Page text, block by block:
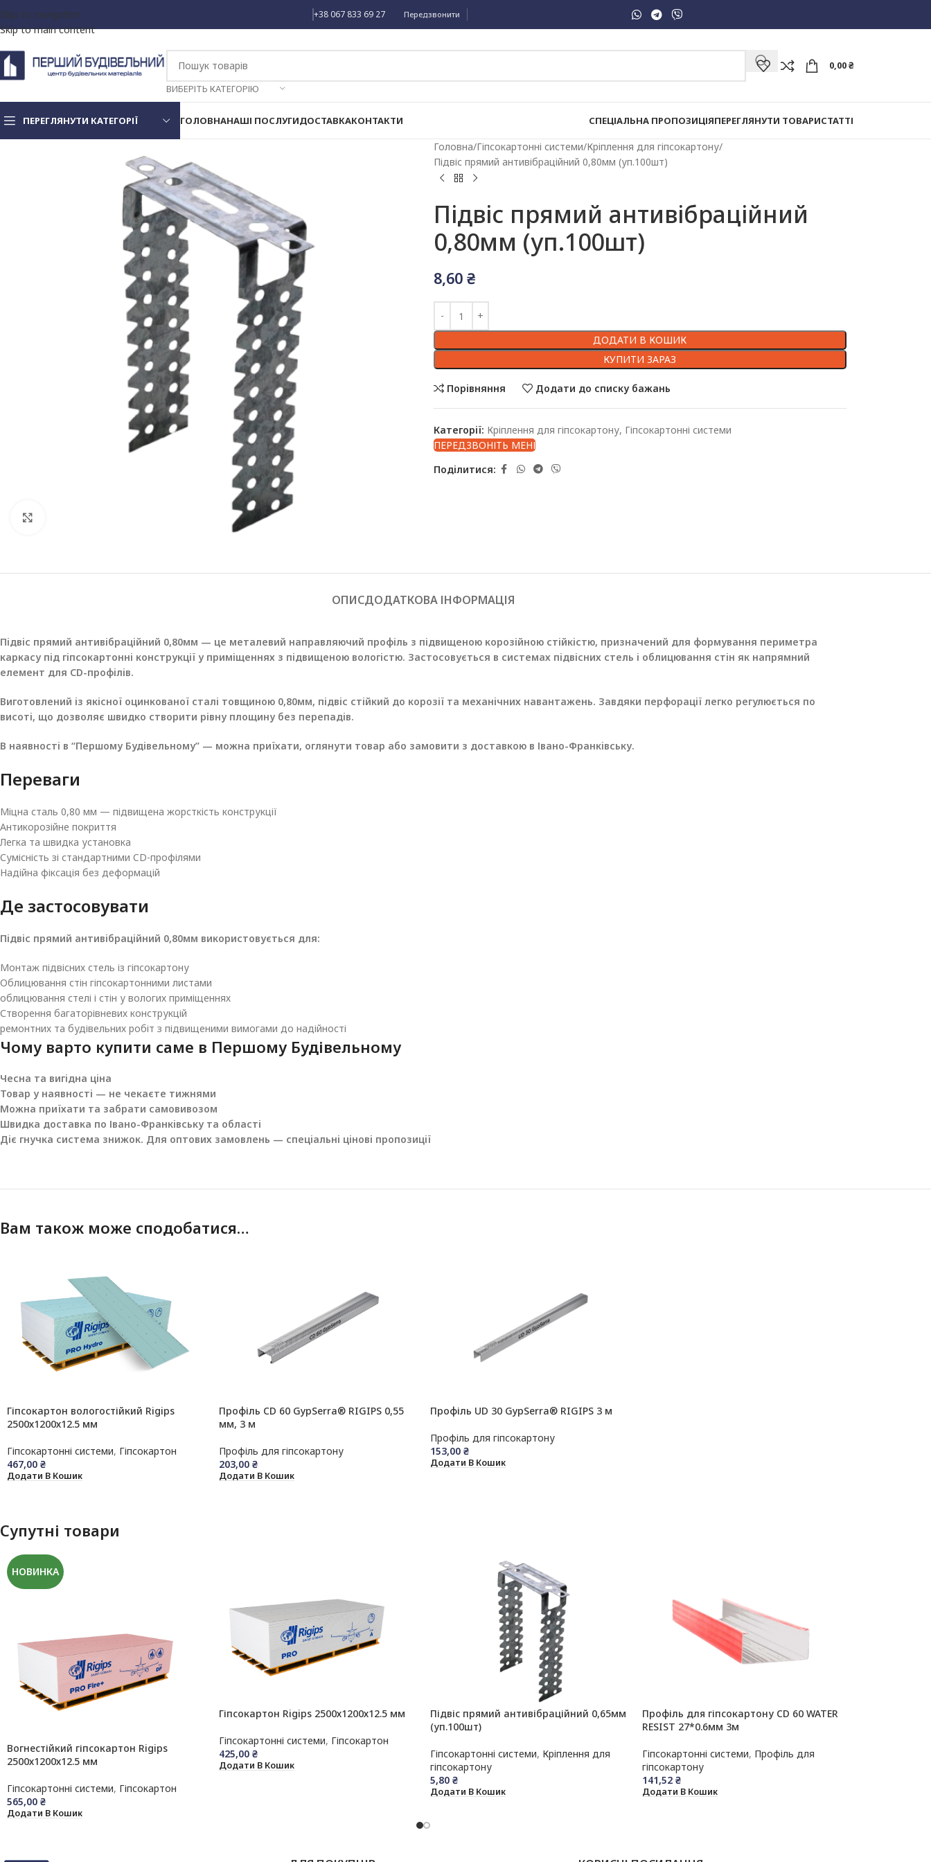
Skip to navigation
Skip to main content
+38 067 833 69 27 Передзвонити
ВИБЕРІТЬ КАТЕГОРІЮ
0,00₴
ПЕРЕГЛЯНУТИ КАТЕГОРІЇ
Декоративна штукатурка
З металевим стержнем
З пластиковим стержнем
Екструдований пінопласт
ГОЛОВНАНАШІ ПОСЛУГИДОСТАВКАКОНТАКТИ СПЕЦІАЛЬНА ПРОПОЗИЦІЯПЕРЕГЛЯНУТИ ТОВАРИСТАТТІ
Головна Гіпсокартонні системи Кріплення для гіпсокартону
Підвіс прямий антивібраційний 0,80мм (уп.100шт)
Підвіс прямий антивібраційний
0,80мм (уп.100шт)
8,60 ₴
ДОДАТИ В КОШИК
КУПИТИ ЗАРАЗ
Порівняння Додати до списку бажань
Категорії: Кріплення для гіпсокартону, Гіпсокартонні системи
ПЕРЕДЗВОНІТЬ МЕНІ
Поділитися:
ОПИСДОДАТКОВА ІНФОРМАЦІЯ
Підвіс прямий антивібраційний 0,80мм — це металевий направляючий профіль з підвищеною корозійною стійкістю, призначений для формування периметра
каркасу під гіпсокартонні конструкції у приміщеннях з підвищеною вологістю. Застосовується в системах підвісних стель і облицювання стін як напрямний
елемент для CD-профілів.
Виготовлений із якісної оцинкованої сталі товщиною 0,80мм, підвіс стійкий до корозії та механічних навантажень. Завдяки перфорації легко регулюється по
висоті, що дозволяє швидко створити рівну площину без перепадів.
В наявності в “Першому Будівельному” — можна приїхати, оглянути товар або замовити з доставкою в Івано-Франківську.
Переваги
Міцна сталь 0,80 мм — підвищена жорсткість конструкції
Антикорозійне покриття
Легка та швидка установка
Сумісність зі стандартними CD-профілями
Надійна фіксація без деформацій
Де застосовувати
Підвіс прямий антивібраційний 0,80мм використовується для:
Монтаж підвісних стель із гіпсокартону
Облицювання стін гіпсокартонними листами
облицювання стелі і стін у вологих приміщеннях
Створення багаторівневих конструкцій
ремонтних та будівельних робіт з підвищеними вимогами до надійності
Чому варто купити саме в Першому Будівельному
Чесна та вигідна ціна
Товар у наявності — не чекаєте тижнями
Можна приїхати та забрати самовивозом
Швидка доставка по Івано-Франківську та області
Діє гнучка система знижок. Для оптових замовлень — спеціальні цінові пропозиції
Вам також може сподобатися…
Гіпсокартон вологостійкий Rigips
2500х1200х12.5 мм
Гіпсокартонні системи, Гіпсокартон
467,00 ₴
Додати В Кошик
Профіль CD 60 GypSerra® RIGIPS 0,55
мм, 3 м
Профіль для гіпсокартону
203,00 ₴
Додати В Кошик
Профіль UD 30 GypSerra® RIGIPS 3 м
Профіль для гіпсокартону
153,00 ₴
Додати В Кошик
Супутні товари
НОВИНКА
Вогнестійкий гіпсокартон Rigips
2500х1200х12.5 мм
Гіпсокартонні системи, Гіпсокартон
565,00 ₴
Додати В Кошик
Гіпсокартон Rigips 2500х1200х12.5 мм
Гіпсокартонні системи, Гіпсокартон
425,00 ₴
Додати В Кошик
Підвіс прямий антивібраційний 0,65мм
(уп.100шт)
Гіпсокартонні системи, Кріплення для
гіпсокартону
5,80 ₴
Додати В Кошик
Профіль для гіпсокартону CD 60 WATER
RESIST 27*0.6мм 3м
Гіпсокартонні системи, Профіль для
гіпсокартону
141,52 ₴
Додати В Кошик